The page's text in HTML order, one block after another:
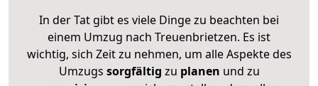
In der Tat gibt es viele Dinge zu beachten bei
einem Umzug nach Treuenbrietzen. Es ist
wichtig, sich Zeit zu nehmen, um alle Aspekte des
Umzugs sorgfältig zu planen und zu